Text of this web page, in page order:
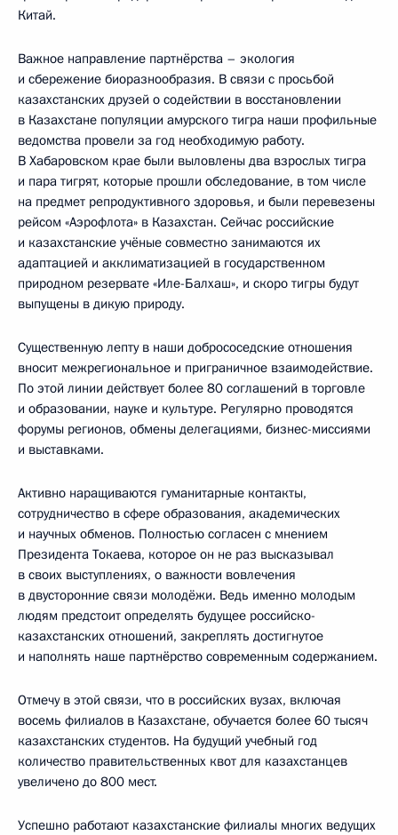
Китай.
Важное направление партнёрства – экология
и сбережение биоразнообразия. В связи с просьбой
казахстанских друзей о содействии в восстановлении
в Казахстане популяции амурского тигра наши профильные
ведомства провели за год необходимую работу.
В Хабаровском крае были выловлены два взрослых тигра
и пара тигрят, которые прошли обследование, в том числе
на предмет репродуктивного здоровья, и были перевезены
рейсом «Аэрофлота» в Казахстан. Сейчас российские
и казахстанские учёные совместно занимаются их
адаптацией и акклиматизацией в государственном
природном резервате «Иле-Балхаш», и скоро тигры будут
выпущены в дикую природу.
Существенную лепту в наши добрососедские отношения
вносит межрегиональное и приграничное взаимодействие.
По этой линии действует более 80 соглашений в торговле
и образовании, науке и культуре. Регулярно проводятся
форумы регионов, обмены делегациями, бизнес-миссиями
и выставками.
Активно наращиваются гуманитарные контакты,
сотрудничество в сфере образования, академических
и научных обменов. Полностью согласен с мнением
Президента Токаева, которое он не раз высказывал
в своих выступлениях, о важности вовлечения
в двусторонние связи молодёжи. Ведь именно молодым
людям предстоит определять будущее российско-
казахстанских отношений, закреплять достигнутое
и наполнять наше партнёрство современным содержанием.
Отмечу в этой связи, что в российских вузах, включая
восемь филиалов в Казахстане, обучается более 60 тысяч
казахстанских студентов. На будущий учебный год
количество правительственных квот для казахстанцев
увеличено до 800 мест.
Успешно работают казахстанские филиалы многих ведущих